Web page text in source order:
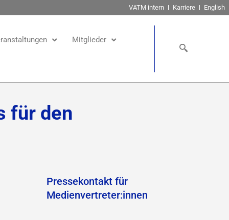
VATM intern Karriere English
Mitglieder
für den
Pressekontakt für
Medienvertreter:innen